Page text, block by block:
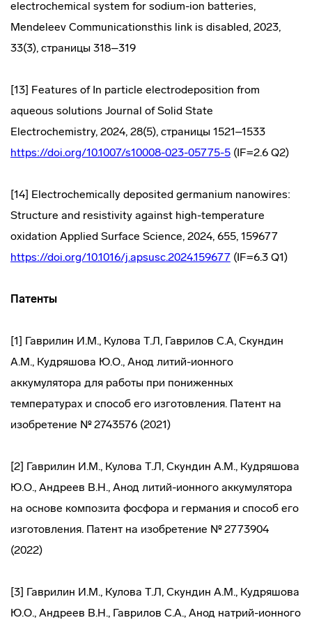
electrochemical system for sodium-ion batteries,
Mendeleev Communicationsthis link is disabled, 2023,
33(3), страницы 318–319
[13] Features of In particle electrodeposition from
aqueous solutions Journal of Solid State
Electrochemistry, 2024, 28(5), страницы 1521–1533
https://doi.org/10.1007/s10008-023-05775-5 (IF=2.6 Q2)
[14] Electrochemically deposited germanium nanowires:
Structure and resistivity against high-temperature
oxidation Applied Surface Science, 2024, 655, 159677
https://doi.org/10.1016/j.apsusc.2024.159677 (IF=6.3 Q1)
Патенты
[1] Гаврилин И.М., Кулова Т.Л, Гаврилов С.А, Скундин
А.М., Кудряшова Ю.О., Анод литий-ионного
аккумулятора для работы при пониженных
температурах и способ его изготовления. Патент на
изобретение № 2743576 (2021)
[2] Гаврилин И.М., Кулова Т.Л, Скундин А.М., Кудряшова
Ю.О., Андреев В.Н., Анод литий-ионного аккумулятора
на основе композита фосфора и германия и способ его
изготовления. Патент на изобретение № 2773904
(2022)
[3] Гаврилин И.М., Кулова Т.Л, Скундин А.М., Кудряшова
Ю.О., Андреев В.Н., Гаврилов С.А., Анод натрий-ионного